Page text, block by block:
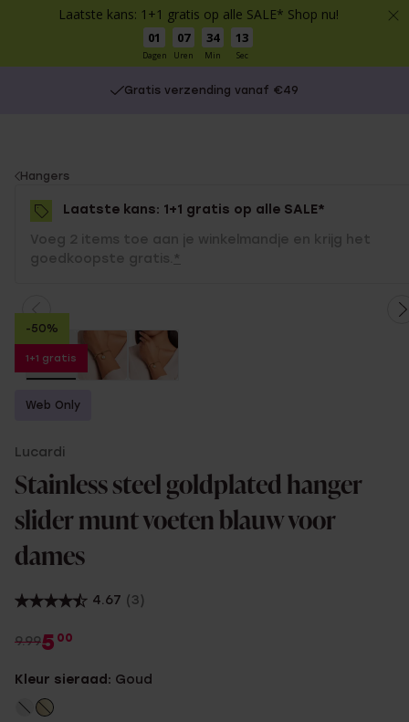
Laatste kans: 1+1 gratis op alle SALE* Shop nu!
01
Dagen
07
Uren
34
Min
13
Sec
Gratis verzending vanaf €49
You
are
here:
Hangers
Laatste kans: 1+1 gratis op alle SALE*
Voeg 2 items toe aan je winkelmandje en krijg het
goedkoopste gratis. *
-50%
1+1 gratis
Web Only
Lucardi
Stainless steel goldplated hanger
slider munt voeten blauw voor
dames
4.67 (3)
9.995 00
Kleur sieraad: Goud